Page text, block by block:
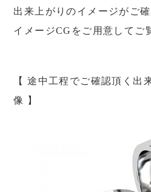
出来上がりのイメージがご
イメージCGをご用意してご
【 途中工程でご確認頂く出
像 】